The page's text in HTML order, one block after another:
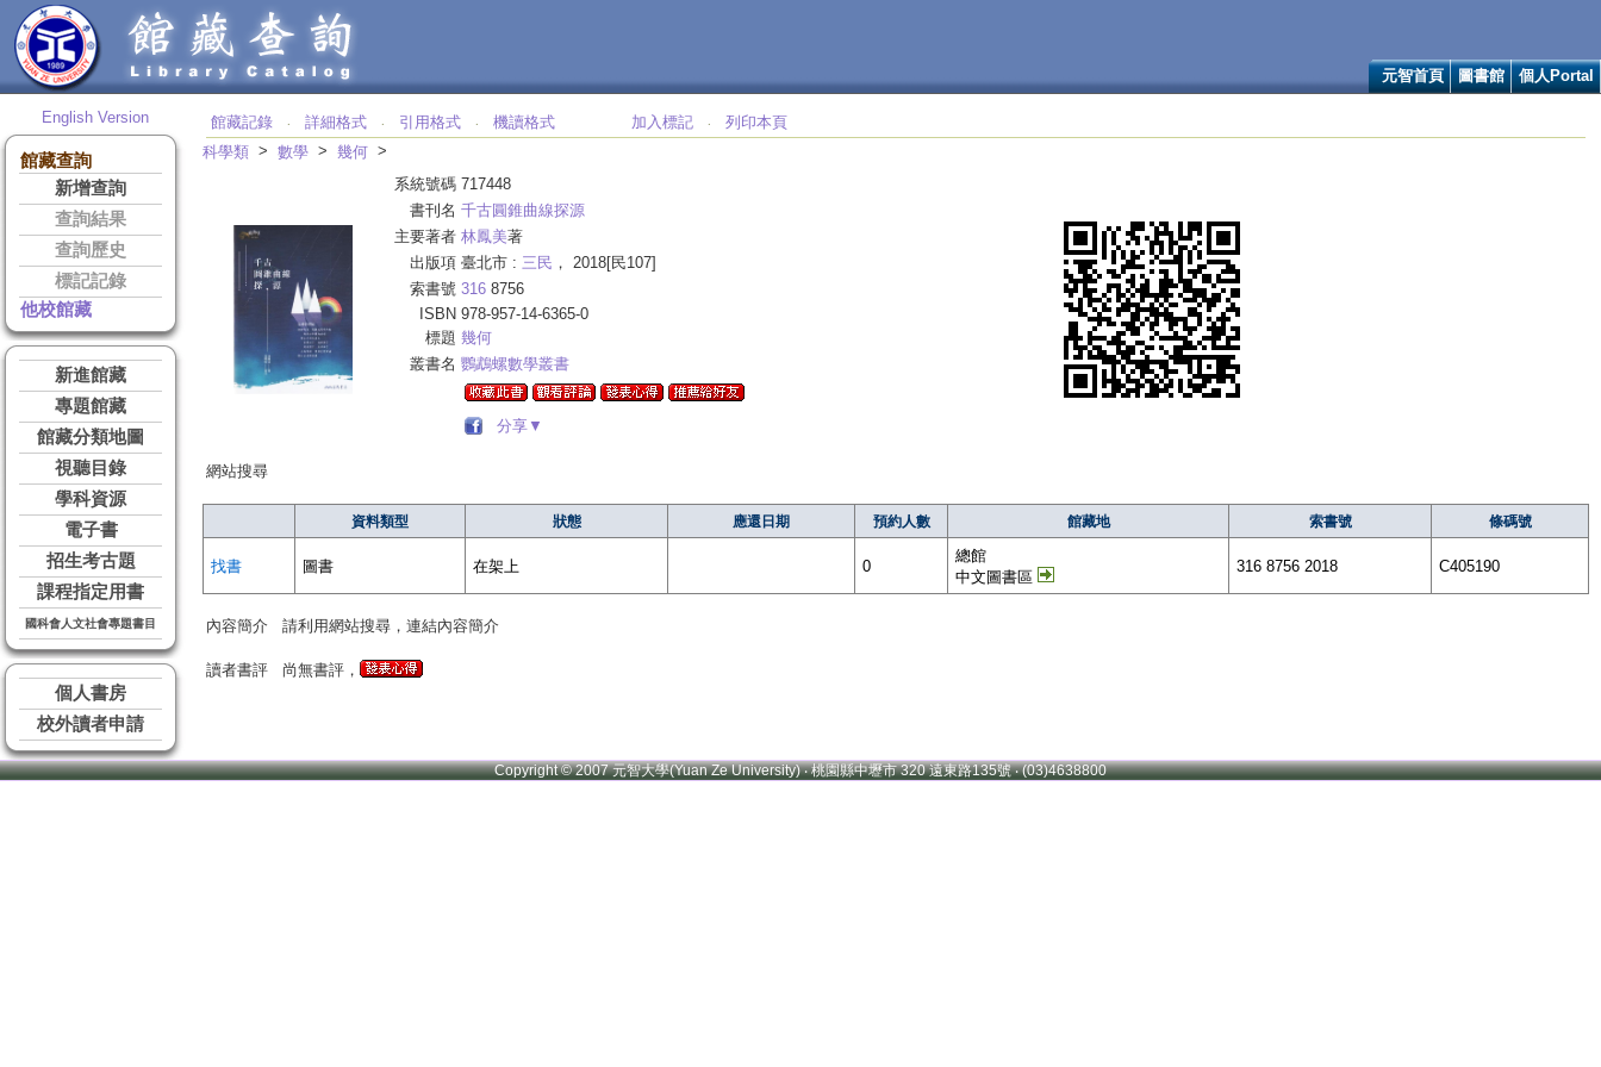
元智首頁 圖書館 個人Portal
English Version
館藏查詢
新增查詢
查詢結果
查詢歷史
標記記錄
他校館藏
新進館藏
專題館藏
館藏分類地圖
視聽目錄
學科資源
電子書
招生考古題
課程指定用書
國科會人文社會專題書目
個人書房
校外讀者申請
館藏記錄 ‧ 詳細格式 ‧ 引用格式 ‧ 機讀格式 加入標記 ‧
列印本頁
科學類 > 數學 > 幾何 >
系統號碼 717448
書刊名 千古圓錐曲線探源
主要著者 林鳳美著
出版項 臺北市 : 三民 ， 2018[民107]
索書號 316 8756
ISBN 978-957-14-6365-0
標題 幾何
叢書名 鸚鵡螺數學叢書
分享▼
網站搜尋
資料類型 狀態 應還日期 預約人數 館藏地 索書號 條碼號
找書 圖書 在架上 0
總館
中文圖書區
316 8756 2018 C405190
內容簡介 請利用網站搜尋，連結內容簡介
讀者書評 尚無書評，
Copyright © 2007 元智大學(Yuan Ze University) ‧ 桃園縣中壢市 320 遠東路135號 ‧ (03)4638800